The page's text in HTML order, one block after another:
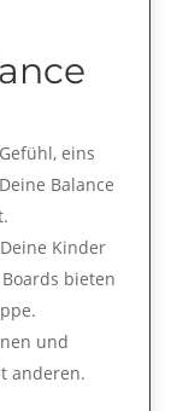
eins
Balance
Kinder
bieten
und
anderen.